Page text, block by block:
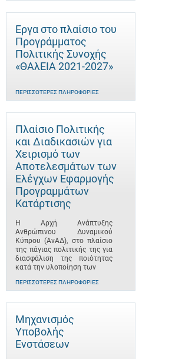
Έργα στο πλαίσιο του
Προγράμματος
Πολιτικής Συνοχής
«ΘΑλΕΙΑ 2021-2027»
ΠΕΡΙΣΣΌΤΕΡΕΣ ΠΛΗΡΟΦΟΡΊΕΣ
Πλαίσιο Πολιτικής
και Διαδικασιών για
Χειρισμό των
Αποτελεσμάτων των
Ελέγχων Εφαρμογής
Προγραμμάτων
Κατάρτισης
Η Αρχή Ανάπτυξης
Ανθρώπινου Δυναμικού
Κύπρου (ΑνΑΔ), στο πλαίσιο
της πάγιας πολιτικής της για
διασφάλιση της ποιότητας
κατά την υλοποίηση των
ΠΕΡΙΣΣΌΤΕΡΕΣ ΠΛΗΡΟΦΟΡΊΕΣ
Μηχανισμός
Υποβολής
Ενστάσεων